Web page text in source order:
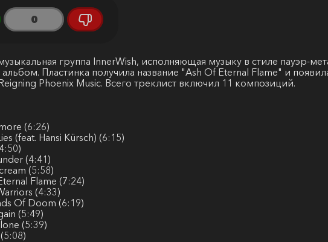
0
группа InnerWish, исполняющая музыку в стиле пауэр-
Пластинка получила название "Ash Of Eternal Flame" и
Phoenix Music. Всего треклист включил 11 композиций.
(6:26)
(feat. Hansi Kürsch) (6:15)
(4:41)
(5:58)
Flame (7:24)
(4:33)
Of Doom (6:19)
(5:49)
(5:39)